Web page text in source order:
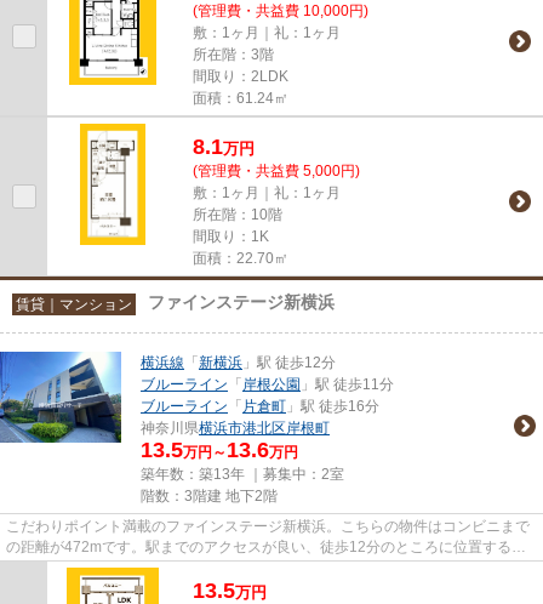
(管理費・共益費 10,000円)
敷：1ヶ月｜礼：1ヶ月
所在階：3階
間取り：2LDK
面積：61.24㎡
8.1万円
(管理費・共益費 5,000円)
敷：1ヶ月｜礼：1ヶ月
所在階：10階
間取り：1K
面積：22.70㎡
賃貸｜マンション ファインステージ新横浜
横浜線 「 新横浜 」駅 徒歩12分
ブルーライン 「 岸根公園 」駅 徒歩11分
ブルーライン 「 片倉町 」駅 徒歩16分
神奈川県横浜市港北区岸根町
13.5万円～ 13.6万円
築年数：築13年 ｜募集中： 2室
階数：3階建 地下2階
こだわりポイント満載のファインステージ新横浜。こちらの物件はコンビニまで
の距離が472mです。駅までのアクセスが良い、徒歩12分のところに位置する物
件です。2駅利用可能なマンショ...
13.5万円